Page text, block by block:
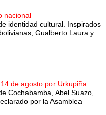
nacional
identidad cultural. Inspirados
Gualberto Laura y ...
de agosto por Urkupiña
Cochabamba, Abel Suazo,
por la Asamblea